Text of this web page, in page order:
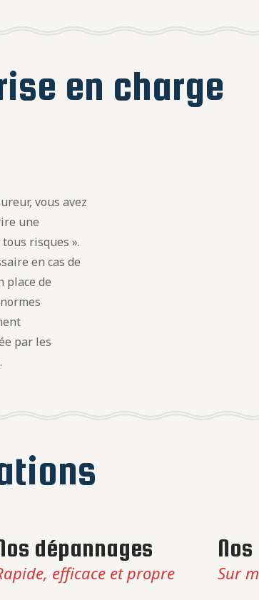
en charge
vous avez
une
risques ».
en cas de
place de
par les
dépannages
efficace et propre Sur